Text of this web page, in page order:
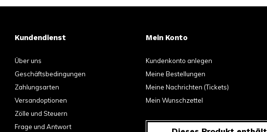
Kundendienst
Über uns
Geschäftsbedingungen
Zahlungsarten
Versandoptionen
Zölle und Steuern
Frage und Antwort
Mein Konto
Kundenkonto anlegen
Meine Bestellungen
Meine Nachrichten (Tickets)
Mein Wunschzettel